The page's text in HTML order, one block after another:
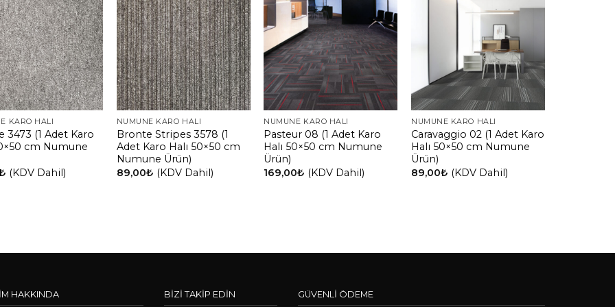
KARO HALI
3473 (1 Adet Karo
cm Numune
(KDV Dahil)
NUMUNE KARO HALI
Bronte Stripes 3578 (1
Adet Karo Halı 50×50 cm
Numune Ürün)
89,00₺ (KDV Dahil)
NUMUNE KARO HALI
Pasteur 08 (1 Adet Karo
Halı 50×50 cm Numune
Ürün)
169,00₺ (KDV Dahil)
NUMUNE KARO HALI
Caravaggio 02 (1 Adet Karo
Halı 50×50 cm Numune
Ürün)
89,00₺ (KDV Dahil)
HAKKINDA BİZİ TAKİP EDİN GÜVENLİ ÖDEME